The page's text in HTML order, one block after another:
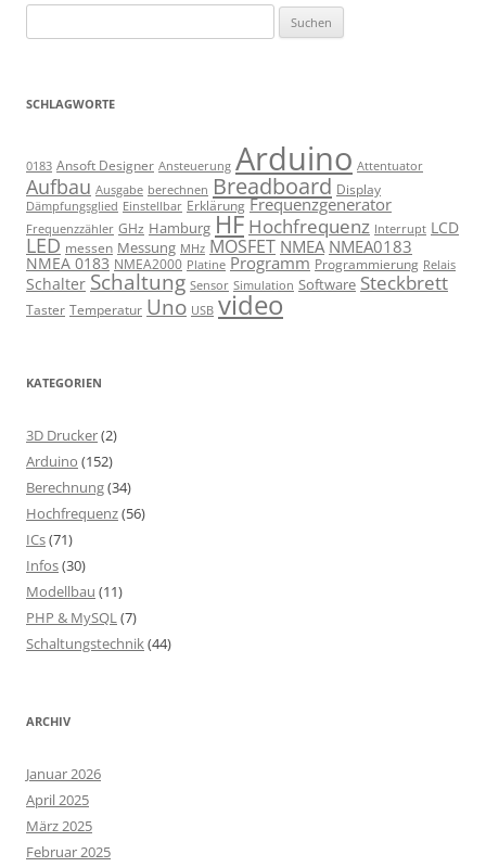
nach:
SCHLAGWORTE
0183 Ansoft Designer Ansteuerung Arduino Attentuator
Aufbau Ausgabe berechnen Breadboard Display
Dämpfungsglied Einstellbar Erklärung Frequenzgenerator
Frequenzzähler GHz Hamburg HF Hochfrequenz Interrupt LCD
LED messen Messung MHz MOSFET NMEA NMEA0183
NMEA 0183 NMEA2000 Platine Programm Programmierung Relais
Schalter Schaltung Sensor Simulation Software Steckbrett
Taster Temperatur Uno USB video
KATEGORIEN
3D Drucker(2)
Arduino (152)
Berechnung(34)
Hochfrequenz(56)
ICs(71)
Infos(30)
Modellbau (11)
PHP & MySQL(7)
Schaltungstechnik(44)
ARCHIV
Januar 2026
April 2025
März 2025
Februar 2025